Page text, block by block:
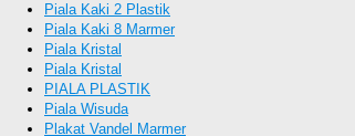
Piala Kaki 2 Plastik
Piala Kaki 8 Marmer
Piala Kristal
Piala Kristal
PIALA PLASTIK
Piala Wisuda
Plakat Vandel Marmer